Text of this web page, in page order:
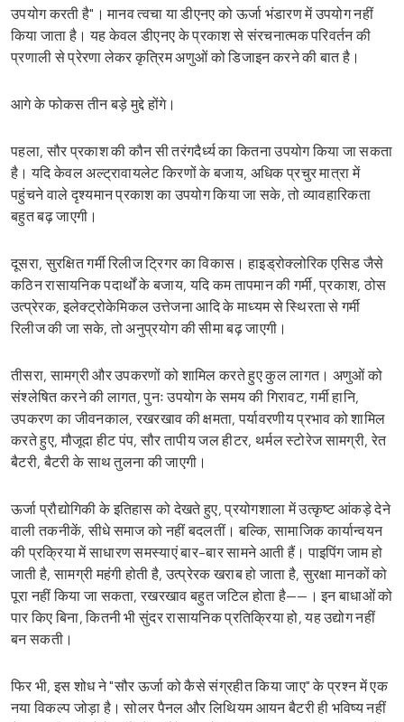
उपयोग करती है"। मानव त्वचा या डीएनए को ऊर्जा भंडारण में उपयोग नहीं
किया जाता है। यह केवल डीएनए के प्रकाश से संरचनात्मक परिवर्तन की
प्रणाली से प्रेरणा लेकर कृत्रिम अणुओं को डिजाइन करने की बात है।
आगे के फोकस तीन बड़े मुद्दे होंगे।
पहला, सौर प्रकाश की कौन सी तरंगदैर्ध्य का कितना उपयोग किया जा सकता
है। यदि केवल अल्ट्रावायलेट किरणों के बजाय, अधिक प्रचुर मात्रा में
पहुंचने वाले दृश्यमान प्रकाश का उपयोग किया जा सके, तो व्यावहारिकता
बहुत बढ़ जाएगी।
दूसरा, सुरक्षित गर्मी रिलीज ट्रिगर का विकास। हाइड्रोक्लोरिक एसिड जैसे
कठिन रासायनिक पदार्थों के बजाय, यदि कम तापमान की गर्मी, प्रकाश, ठोस
उत्प्रेरक, इलेक्ट्रोकेमिकल उत्तेजना आदि के माध्यम से स्थिरता से गर्मी
रिलीज की जा सके, तो अनुप्रयोग की सीमा बढ़ जाएगी।
तीसरा, सामग्री और उपकरणों को शामिल करते हुए कुल लागत। अणुओं को
संश्लेषित करने की लागत, पुनः उपयोग के समय की गिरावट, गर्मी हानि,
उपकरण का जीवनकाल, रखरखाव की क्षमता, पर्यावरणीय प्रभाव को शामिल
करते हुए, मौजूदा हीट पंप, सौर तापीय जल हीटर, थर्मल स्टोरेज सामग्री, रेत
बैटरी, बैटरी के साथ तुलना की जाएगी।
ऊर्जा प्रौद्योगिकी के इतिहास को देखते हुए, प्रयोगशाला में उत्कृष्ट आंकड़े देने
वाली तकनीकें, सीधे समाज को नहीं बदलतीं। बल्कि, सामाजिक कार्यान्वयन
की प्रक्रिया में साधारण समस्याएं बार-बार सामने आती हैं। पाइपिंग जाम हो
जाती है, सामग्री महंगी होती है, उत्प्रेरक खराब हो जाता है, सुरक्षा मानकों को
पूरा नहीं किया जा सकता, रखरखाव बहुत जटिल होता है——। इन बाधाओं को
पार किए बिना, कितनी भी सुंदर रासायनिक प्रतिक्रिया हो, यह उद्योग नहीं
बन सकती।
फिर भी, इस शोध ने "सौर ऊर्जा को कैसे संग्रहीत किया जाए" के प्रश्न में एक
नया विकल्प जोड़ा है। सोलर पैनल और लिथियम आयन बैटरी ही भविष्य नहीं